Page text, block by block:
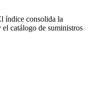
índice consolida la
catálogo de suministros